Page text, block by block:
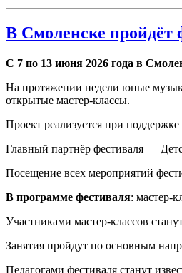
В Смоленске пройдёт
С 7 по 13 июня 2026 года в
На протяжении недели юные
открытые мастер-классы.
Проект реализуется при
Главный партнёр фестиваля —
Посещение всех мероприятий
В программе фестиваля: мастер-
Участниками мастер-классов
Занятия пройдут по основным
Педагогами фестиваля станут